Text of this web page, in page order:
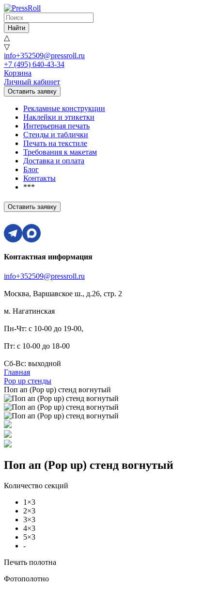
Найти
△
▽
info+352509@pressroll.ru
+7 (495) 640-43-34
Корзина
Личный кабинет
Оставить заявку
Рекламные конструкции
Наклейки и этикетки
Интерьерная печать
Стенды и таблички
Печать на текстиле
Требования к макетам
Доставка и оплата
Блог
Контакты
***
Оставить заявку
Контактная информация
info+352509@pressroll.ru
Москва, Варшавское ш., д.26, стр. 2
м. Нагатинская
Пн-Чт: с 10-00 до 19-00,
Пт: с 10-00 до 18-00
Сб-Вс: выходной
Главная
Pop up стенды
Поп ап (Pop up) стенд вогнутый
Поп ап (Pop up) стенд вогнутый
Количество секций
1×3
2×3
3×3
4×3
5×3
-
Печать полотна
Фотополотно